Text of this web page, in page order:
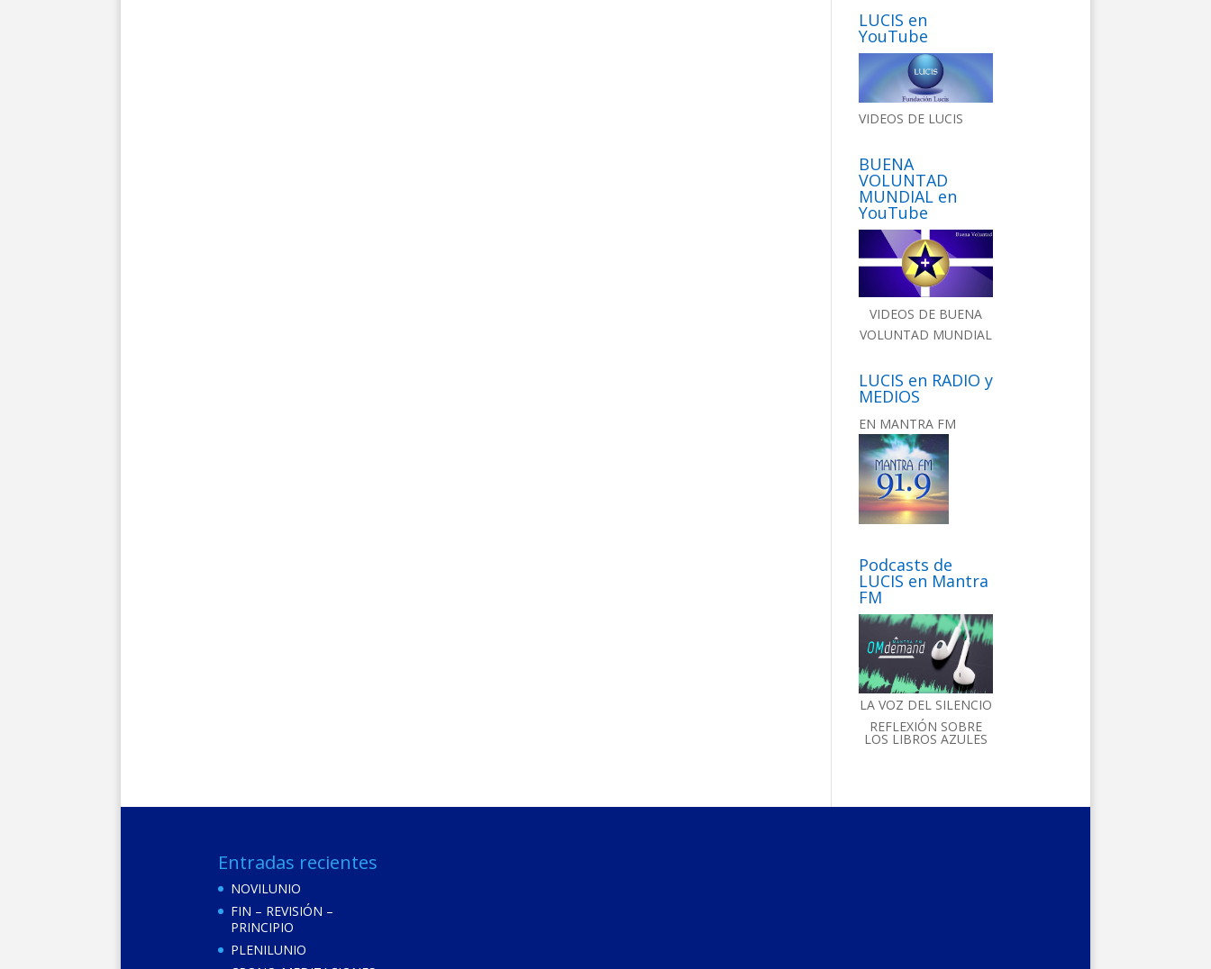
LUCIS en
YouTube
VIDEOS DE LUCIS
BUENA
VOLUNTAD
MUNDIAL en
YouTube
VIDEOS DE BUENA
VOLUNTAD MUNDIAL
LUCIS en RADIO y
MEDIOS
EN MANTRA FM
Podcasts de
LUCIS en Mantra
FM
LA VOZ DEL SILENCIO
REFLEXIÓN SOBRE
LOS LIBROS AZULES
Entradas recientes
NOVILUNIO
FIN – REVISIÓN –
PRINCIPIO
PLENILUNIO